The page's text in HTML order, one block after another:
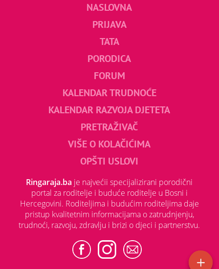
NASLOVNA
PRIJAVA
TATA
PORODICA
FORUM
KALENDAR TRUDNOĆE
KALENDAR RAZVOJA DJETETA
PRETRAŽIVAČ
VIŠE O KOLAČIĆIMA
OPŠTI USLOVI
Ringaraja.ba je najvećii specijalizirani porodični
portal za roditelje i buduće roditelje u Bosni i
Hercegovini. Roditeljima i budućim roditeljima daje
pristup kvalitetnim informacijama o zatrudnjenju,
trudnoći, razvoju, zdravlju i brizi o djeci i partnerstvu.